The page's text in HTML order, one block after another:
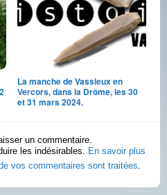
La manche de Vassieux en
Vercors, dans la Drôme, les 30
et 31 mars 2024.
un commentaire.
les indésirables.
En savoir plus
vos commentaires sont traitées